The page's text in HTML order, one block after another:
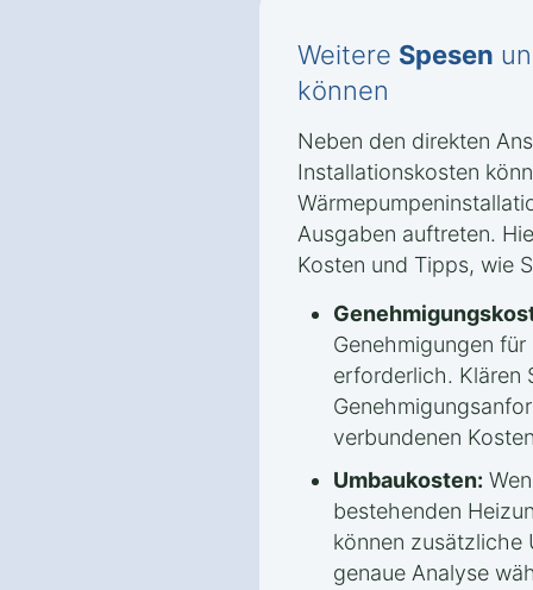
Weitere Spesen
können
Neben den direkten
Installationskosten
Ausgaben auftreten.
Kosten und Tipps, wie
Genehmigungen
erforderlich. Klären
verbundenen
Umbaukosten:
bestehenden
können zusätzliche
genaue Analyse